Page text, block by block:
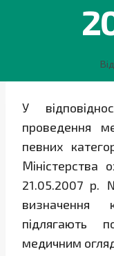
Від
У
проведення
певних
Міністерства
21.05.2007 р.
визначення
підлягають
медичним